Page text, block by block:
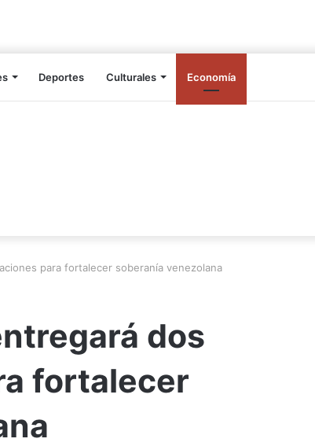
Deportes Culturales Economía
para fortalecer soberanía venezolana
dos
fortalecer